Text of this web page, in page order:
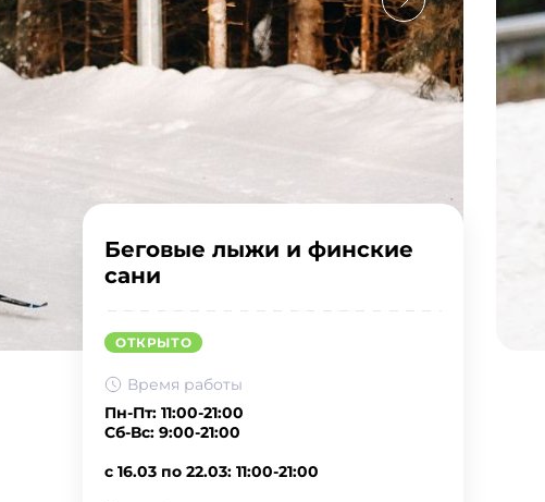
Беговые лыжи и финские
сани
ОТКРЫТО
Время работы
Пн-Пт: 11:00-21:00
Сб-Вс: 9:00-21:00
с 16.03 по 22.03: 11:00-21:00